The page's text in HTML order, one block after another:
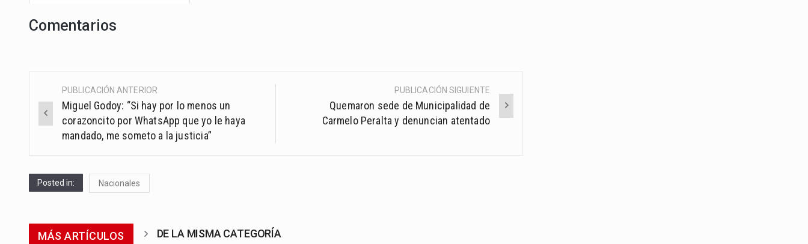
Comentarios
Post
navigation
PUBLICACIÓN ANTERIOR
Miguel Godoy: “Si hay por lo menos un
corazoncito por WhatsApp que yo le haya
mandado, me someto a la justicia”
PUBLICACIÓN SIGUIENTE
Quemaron sede de Municipalidad de
Carmelo Peralta y denuncian atentado
Posted in: Nacionales
MÁS ARTÍCULOS DE LA MISMA CATEGORÍA